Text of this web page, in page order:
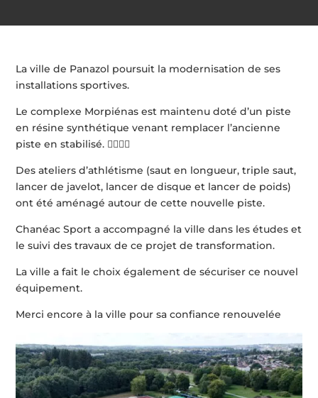
La ville de Panazol poursuit la modernisation de ses
installations sportives.
Le complexe Morpiénas est maintenu doté d’un piste
en résine synthétique venant remplacer l’ancienne
piste en stabilisé. 🏃‍♂️🏃‍♂️
Des ateliers d’athlétisme (saut en longueur, triple saut,
lancer de javelot, lancer de disque et lancer de poids)
ont été aménagé autour de cette nouvelle piste.
Chanéac Sport a accompagné la ville dans les études et
le suivi des travaux de ce projet de transformation.
La ville a fait le choix également de sécuriser ce nouvel
équipement.
Merci encore à la ville pour sa confiance renouvelée